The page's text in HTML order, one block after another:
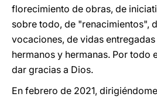
florecimiento de obras, de
sobre todo, de "renacimientos",
vocaciones, de vidas
hermanos y hermanas. Por todo
dar gracias a Dios.
En febrero de 2021,